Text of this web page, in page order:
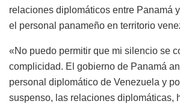
relaciones diplomáticos entre Panamá
el personal panameño en territorio
«No puedo permitir que mi silencio se
complicidad. El gobierno de Panamá
personal diplomático de Venezuela y
suspenso, las relaciones diplomáticas,